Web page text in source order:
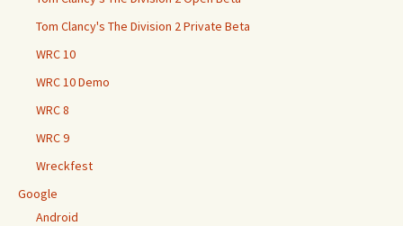
Tom Clancy's The Division 2 Private Beta
WRC 10
WRC 10 Demo
WRC 8
WRC 9
Wreckfest
Google
Android